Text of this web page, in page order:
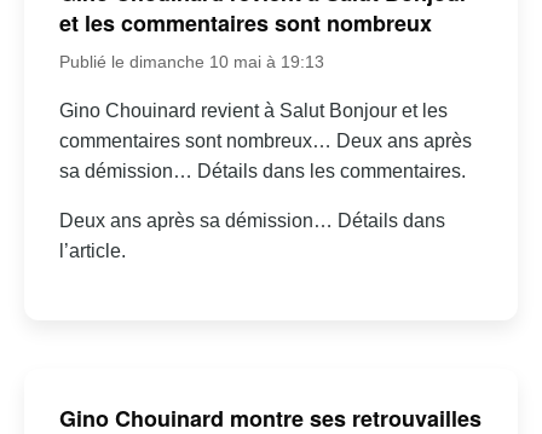
et les commentaires sont nombreux
Publié le dimanche 10 mai à 19:13
Gino Chouinard revient à Salut Bonjour et les
commentaires sont nombreux… Deux ans après
sa démission… Détails dans les commentaires.
Deux ans après sa démission… Détails dans
l’article.
Gino Chouinard montre ses retrouvailles